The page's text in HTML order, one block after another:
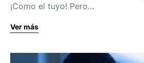
¡Como el tuyo! Pero…
Ver más